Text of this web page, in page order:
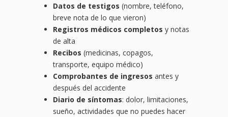
Datos de testigos (nombre, teléfono,
breve nota de lo que vieron)
Registros médicos completos y notas
de alta
Recibos (medicinas, copagos,
transporte, equipo médico)
Comprobantes de ingresos antes y
después del accidente
Diario de síntomas: dolor, limitaciones,
sueño, actividades que no puedes hacer